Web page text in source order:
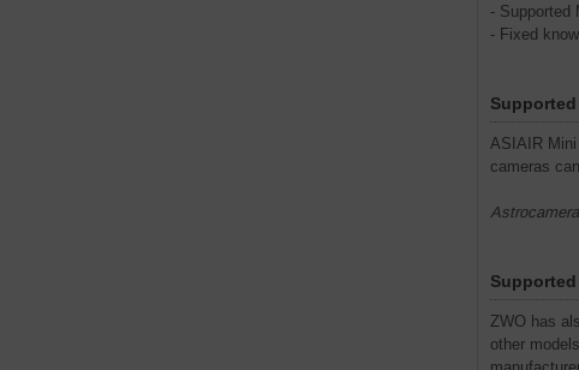
- Supported
- Fixed
ASIAIR
cameras
ZWO has
other